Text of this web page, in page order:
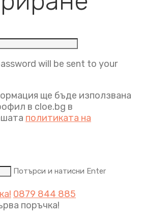
will be sent to your
ще бъде използвана
в cloe.bg в
политиката на
Потърси и натисни Enter
0879 844 885
поръчка!